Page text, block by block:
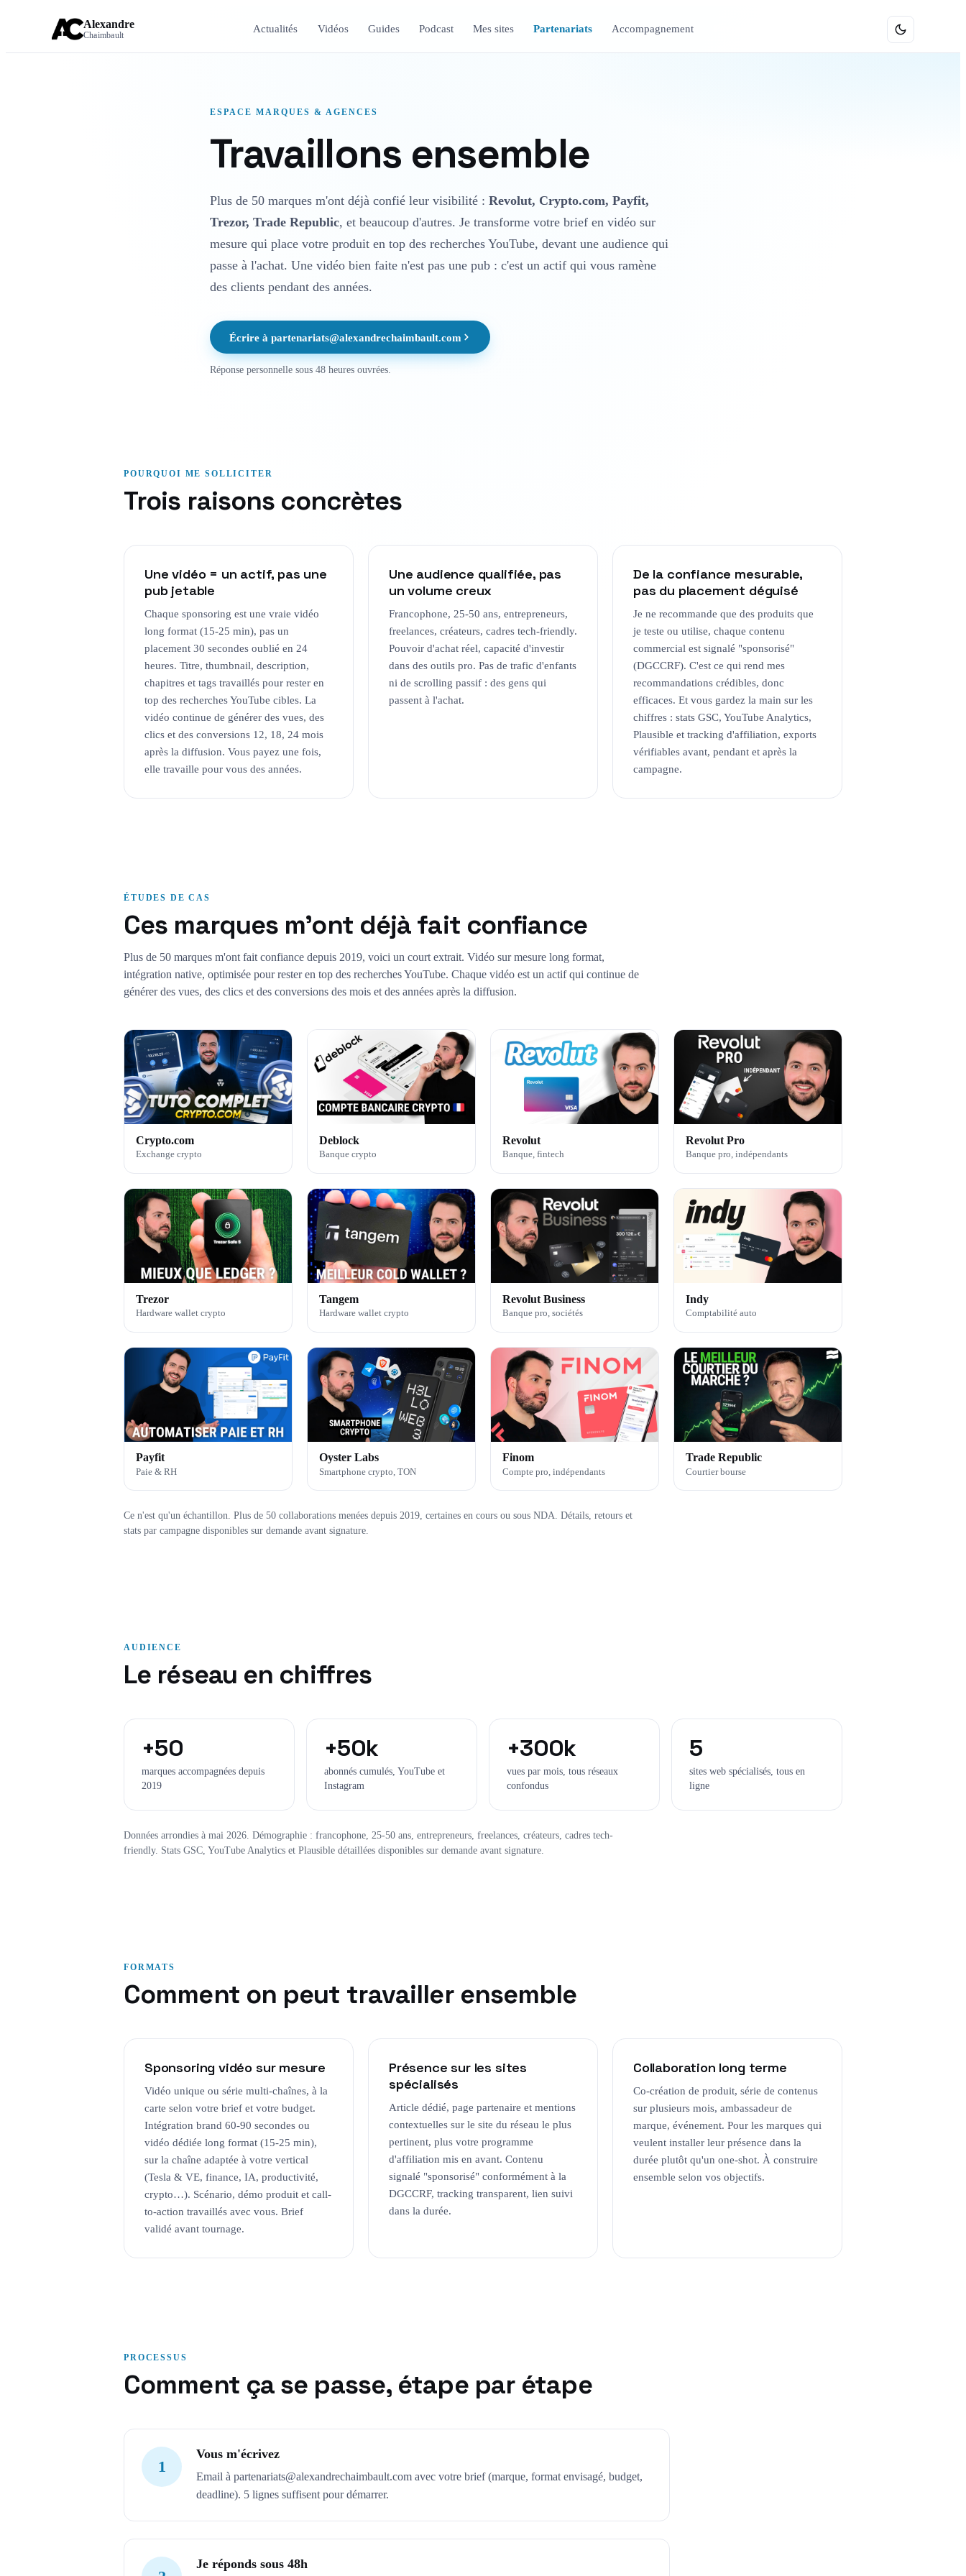
Alexandre
Chaimbault
Actualités Vidéos Guides Podcast Mes sites Partenariats Accompagnement
ESPACE MARQUES & AGENCES
Travaillons ensemble
Plus de 50 marques m'ont déjà confié leur visibilité : Revolut, Crypto.com, Payfit,
Trezor, Trade Republic, et beaucoup d'autres. Je transforme votre brief en vidéo sur
mesure qui place votre produit en top des recherches YouTube, devant une audience qui
passe à l'achat. Une vidéo bien faite n'est pas une pub : c'est un actif qui vous ramène
des clients pendant des années.
Écrire à partenariats@alexandrechaimbault.com
Réponse personnelle sous 48 heures ouvrées.
POURQUOI ME SOLLICITER
Trois raisons concrètes
Une vidéo = un actif, pas une
pub jetable
Chaque sponsoring est une vraie vidéo
long format (15-25 min), pas un
placement 30 secondes oublié en 24
heures. Titre, thumbnail, description,
chapitres et tags travaillés pour rester en
top des recherches YouTube cibles. La
vidéo continue de générer des vues, des
clics et des conversions 12, 18, 24 mois
après la diffusion. Vous payez une fois,
elle travaille pour vous des années.
Une audience qualifiée, pas
un volume creux
Francophone, 25-50 ans, entrepreneurs,
freelances, créateurs, cadres tech-friendly.
Pouvoir d'achat réel, capacité d'investir
dans des outils pro. Pas de trafic d'enfants
ni de scrolling passif : des gens qui
passent à l'achat.
De la confiance mesurable,
pas du placement déguisé
Je ne recommande que des produits que
je teste ou utilise, chaque contenu
commercial est signalé "sponsorisé"
(DGCCRF). C'est ce qui rend mes
recommandations crédibles, donc
efficaces. Et vous gardez la main sur les
chiffres : stats GSC, YouTube Analytics,
Plausible et tracking d'affiliation, exports
vérifiables avant, pendant et après la
campagne.
ÉTUDES DE CAS
Ces marques m'ont déjà fait confiance
Plus de 50 marques m'ont fait confiance depuis 2019, voici un court extrait. Vidéo sur mesure long format,
intégration native, optimisée pour rester en top des recherches YouTube. Chaque vidéo est un actif qui continue de
générer des vues, des clics et des conversions des mois et des années après la diffusion.
Crypto.com
Exchange crypto
Deblock
Banque crypto
Revolut
Banque, fintech
Revolut Pro
Banque pro, indépendants
Trezor
Hardware wallet crypto
Tangem
Hardware wallet crypto
Revolut Business
Banque pro, sociétés
Indy
Comptabilité auto
Payfit
Paie & RH
Oyster Labs
Smartphone crypto, TON
Finom
Compte pro, indépendants
Trade Republic
Courtier bourse
Ce n'est qu'un échantillon. Plus de 50 collaborations menées depuis 2019, certaines en cours ou sous NDA. Détails, retours et
stats par campagne disponibles sur demande avant signature.
AUDIENCE
Le réseau en chiffres
+50
marques accompagnées depuis
2019
+50k
abonnés cumulés, YouTube et
Instagram
+300k
vues par mois, tous réseaux
confondus
5
sites web spécialisés, tous en
ligne
Données arrondies à mai 2026. Démographie : francophone, 25-50 ans, entrepreneurs, freelances, créateurs, cadres tech-
friendly. Stats GSC, YouTube Analytics et Plausible détaillées disponibles sur demande avant signature.
FORMATS
Comment on peut travailler ensemble
Sponsoring vidéo sur mesure
Vidéo unique ou série multi-chaînes, à la
carte selon votre brief et votre budget.
Intégration brand 60-90 secondes ou
vidéo dédiée long format (15-25 min),
sur la chaîne adaptée à votre vertical
(Tesla & VE, finance, IA, productivité,
crypto…). Scénario, démo produit et call-
to-action travaillés avec vous. Brief
validé avant tournage.
Présence sur les sites
spécialisés
Article dédié, page partenaire et mentions
contextuelles sur le site du réseau le plus
pertinent, plus votre programme
d'affiliation mis en avant. Contenu
signalé "sponsorisé" conformément à la
DGCCRF, tracking transparent, lien suivi
dans la durée.
Collaboration long terme
Co-création de produit, série de contenus
sur plusieurs mois, ambassadeur de
marque, événement. Pour les marques qui
veulent installer leur présence dans la
durée plutôt qu'un one-shot. À construire
ensemble selon vos objectifs.
PROCESSUS
Comment ça se passe, étape par étape
1
Vous m'écrivez
Email à partenariats@alexandrechaimbault.com avec votre brief (marque, format envisagé, budget,
deadline). 5 lignes suffisent pour démarrer.
Je réponds sous 48h